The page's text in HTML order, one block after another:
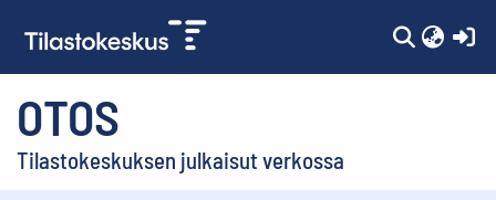
OTOS
Tilastokeskuksen julkaisut verkossa